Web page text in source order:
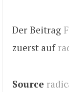
Der Beitrag
zuerst auf
Source